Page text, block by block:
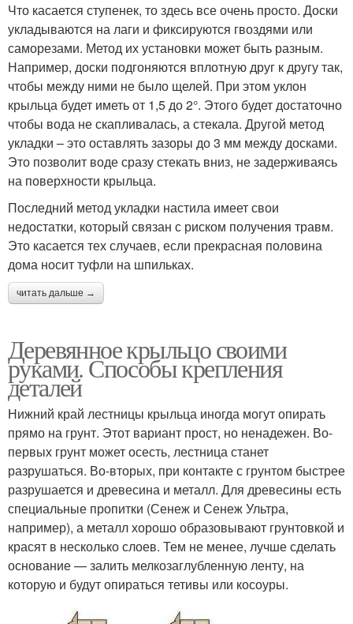
Что касается ступенек, то здесь все очень просто. Доски
укладываются на лаги и фиксируются гвоздями или
саморезами. Метод их установки может быть разным.
Например, доски подгоняются вплотную друг к другу так,
чтобы между ними не было щелей. При этом уклон
крыльца будет иметь от 1,5 до 2°. Этого будет достаточно
чтобы вода не скапливалась, а стекала. Другой метод
укладки – это оставлять зазоры до 3 мм между досками.
Это позволит воде сразу стекать вниз, не задерживаясь
на поверхности крыльца.
Последний метод укладки настила имеет свои
недостатки, который связан с риском получения травм.
Это касается тех случаев, если прекрасная половина
дома носит туфли на шпильках.
читать дальше →
Деревянное крыльцо своими
руками. Способы крепления
деталей
Нижний край лестницы крыльца иногда могут опирать
прямо на грунт. Этот вариант прост, но ненадежен. Во-
первых грунт может осесть, лестница станет
разрушаться. Во-вторых, при контакте с грунтом быстрее
разрушается и древесина и металл. Для древесины есть
специальные пропитки (Сенеж и Сенеж Ультра,
например), а металл хорошо образовывают грунтовкой и
красят в несколько слоев. Тем не менее, лучше сделать
основание — залить мелкозаглубленную ленту, на
которую и будут опираться тетивы или косоуры.